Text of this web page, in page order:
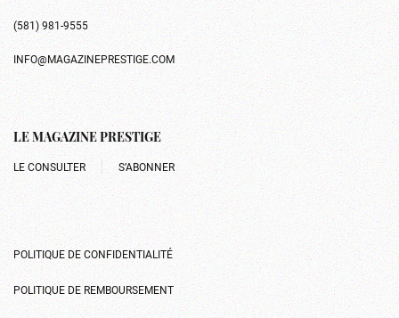
(581) 981-9555
INFO@MAGAZINEPRESTIGE.COM
LE MAGAZINE PRESTIGE
LE CONSULTER S’ABONNER
POLITIQUE DE CONFIDENTIALITÉ
POLITIQUE DE REMBOURSEMENT